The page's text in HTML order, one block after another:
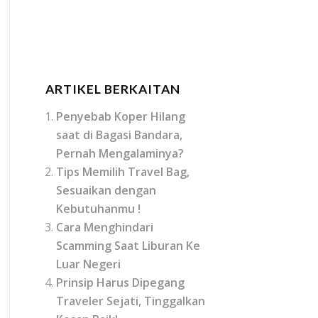
ARTIKEL BERKAITAN
Penyebab Koper Hilang
saat di Bagasi Bandara,
Pernah Mengalaminya?
Tips Memilih Travel Bag,
Sesuaikan dengan
Kebutuhanmu !
Cara Menghindari
Scamming Saat Liburan Ke
Luar Negeri
Prinsip Harus Dipegang
Traveler Sejati, Tinggalkan